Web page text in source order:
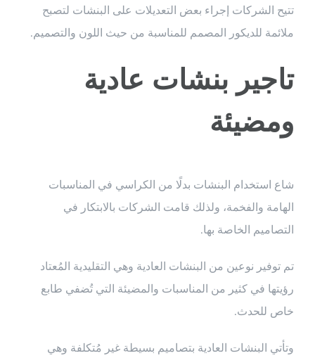
تتيح الشركات إجراء بعض التعديلات على البنشات لتصبح
ملائمة للديكور المصمم للمناسبة من حيث اللون والتصميم.
تاجير بنشات عادية
ومضيئة
شاع استخدام البنشات بدلًا من الكراسي في المناسبات
الهامة والفخمة، ولذلك قامت الشركات بالابتكار في
التصاميم الخاصة بها.
تم توفير نوعين من البنشات العادية وهي التقليدية المُعتاد
رؤيتها في كثير من المناسبات والمضيئة التي تُضفي طابع
خاص للحدث.
وتأتي البنشات العادية بتصاميم بسيطة غير مُتكلفة وهي